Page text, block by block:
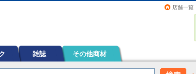
店舗一覧
雑誌 その他商材